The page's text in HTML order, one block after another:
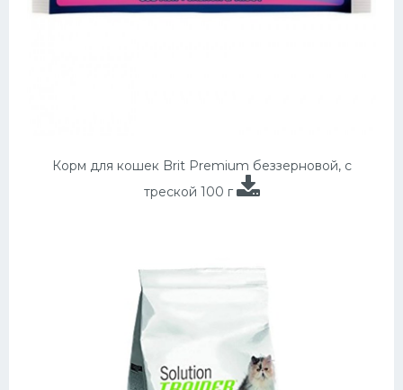
Корм для кошек Brit Premium беззерновой, с
треской 100 г